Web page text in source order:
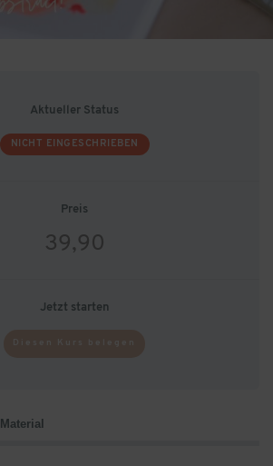
Aktueller Status
NICHT EINGESCHRIEBEN
Preis
39,90
Jetzt starten
Material